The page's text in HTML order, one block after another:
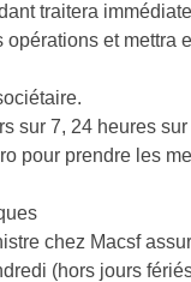
traitera
et mettra
sur 7, 24 heures
pour prendre les
chez Macsf
(hors jours